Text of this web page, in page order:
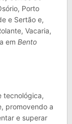
Porto
e Sertão e,
Vacaria,
em Bento
tecnológica,
promovendo a
e superar